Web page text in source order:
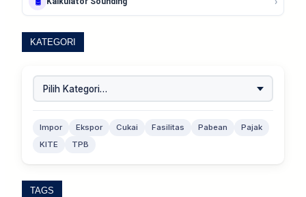
KATEGORI
Impor Ekspor Cukai Fasilitas Pabean
Pajak
KITE
TPB
TAGS